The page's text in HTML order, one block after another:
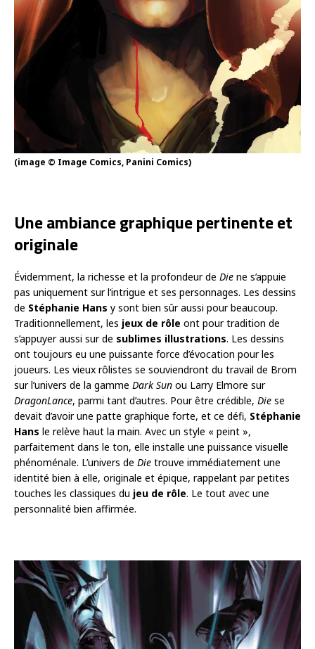
(image © Image Comics, Panini Comics)
Une ambiance graphique pertinente et
originale
Évidemment, la richesse et la profondeur de Die ne s’appuie
pas uniquement sur l’intrigue et ses personnages. Les dessins
de Stéphanie Hans y sont bien sûr aussi pour beaucoup.
Traditionnellement, les jeux de rôle ont pour tradition de
s’appuyer aussi sur de sublimes illustrations. Les dessins
ont toujours eu une puissante force d’évocation pour les
joueurs. Les vieux rôlistes se souviendront du travail de Brom
sur l’univers de la gamme Dark Sun ou Larry Elmore sur
DragonLance, parmi tant d’autres. Pour être crédible, Die se
devait d’avoir une patte graphique forte, et ce défi, Stéphanie
Hans le relève haut la main. Avec un style « peint »,
parfaitement dans le ton, elle installe une puissance visuelle
phénoménale. L’univers de Die trouve immédiatement une
identité bien à elle, originale et épique, rappelant par petites
touches les classiques du jeu de rôle. Le tout avec une
personnalité bien affirmée.